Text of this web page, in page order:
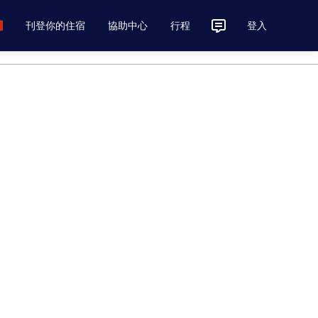
刊登你的住宿 協助中心 行程 登入